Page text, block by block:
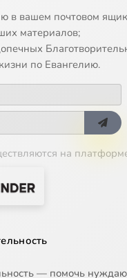
в вашем почтовом
материалов;
по Евангелию.
на
— помочь